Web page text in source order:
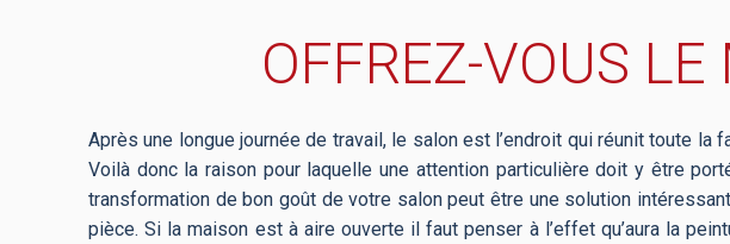
OFFREZ-VOUS
Après une longue journée de travail, le salon est l’endroit qui réunit toute
Voilà donc la raison pour laquelle une attention particulière doit y être
transformation de bon goût de votre salon peut être une solution
pièce. Si la maison est à aire ouverte il faut penser à l’effet qu’aura la